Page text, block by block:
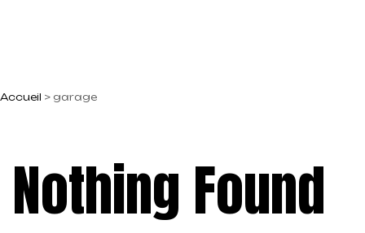
Accueil > garage
Nothing Found